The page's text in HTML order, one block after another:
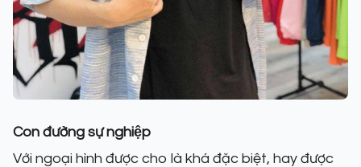
Con đường sự nghiệp
Với ngoại hình được cho là khá đặc biệt, hay được